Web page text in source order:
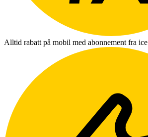
Alltid rabatt på mobil med abonnement fra ice